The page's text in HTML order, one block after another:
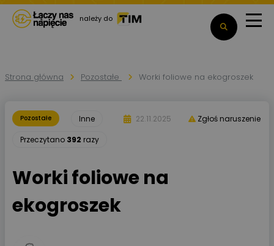
należy do
Strona główna Pozostałe Worki foliowe na ekogroszek
Inne
Pozostałe
22.11.2025
Przeczytano 392 razy
Zgłoś naruszenie
Worki foliowe na
ekogroszek